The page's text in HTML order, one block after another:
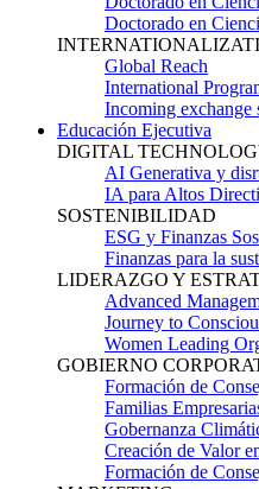
Doctorado en
Global Reach
International
Incoming exchange
Educación Ejecutiva
DIGITAL
AI Generativa y
IA para Altos
SOSTENIBILIDAD
ESG y Finanzas
Finanzas para la
LIDERAZGO Y
Advanced
Journey to
Women Leading
GOBIERNO
Formación de
Familias
Gobernanza
Creación de Valor
Formación de